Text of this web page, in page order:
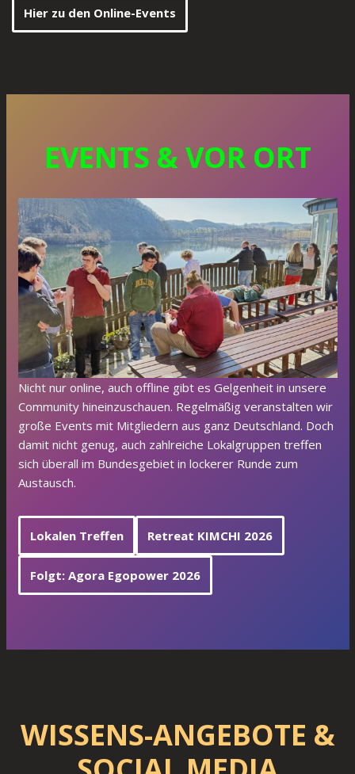
Hier zu den Online-Events
EVENTS & VOR ORT
Nicht nur online, auch offline gibt es Gelgenheit in unsere
Community hineinzuschauen. Regelmäßig veranstalten wir
große Events mit Mitgliedern aus ganz Deutschland. Doch
damit nicht genug, auch zahlreiche Lokalgruppen treffen
sich überall im Bundesgebiet in lockerer Runde zum
Austausch.
Lokalen Treffen Retreat KIMCHI 2026
Folgt: Agora Egopower 2026
WISSENS-ANGEBOTE &